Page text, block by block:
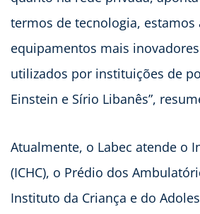
termos de tecnologia,
equipamentos mais
utilizados por instituições de
Einstein e Sírio Libanês”,
Atualmente, o Labec atende o
(ICHC), o Prédio dos
Instituto da Criança e do